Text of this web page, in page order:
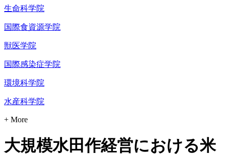
生命科学院
国際食資源学院
獣医学院
国際感染症学院
環境科学院
水産科学院
+ More
大規模水田作経営における米